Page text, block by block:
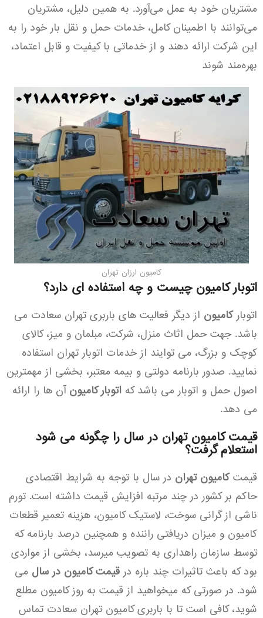
مشتریان خود به عمل می‌آورد. به همین دلیل، مشتریان
می‌توانند با اطمینان کامل، خدمات حمل و نقل بار خود را به
این شرکت ارائه دهند و از خدماتی با کیفیت و قابل اعتماد،
بهره‌مند شوند
کامیون ارزان تهران
اتوبار کامیون چیست و چه استفاده ای دارد؟
اتوبارکامیون از دیگر فعالیت های باربری تهران سعادت می
باشد. جهت حمل اثاث منزل، شرکت، مبلمان و میز، کالای
کوچک و بزرگ، می توایند از خدمات اتوبار تهران استفاده
نمایید. صدور بارنامه دولتی و بیمه معتبر، بخشی از مهمترین
اصول حمل و اتوبار می باشد که اتوبار کامیون آن ها را ارائه
می دهد.
قیمت کامیون تهران در سال را چگونه می شود
استعلام گرفت؟
قیمتکامیون تهران در سال با توجه به شرایط اقتصادی
حاکم بر کشور در چند مرتبه افزایش قیمت داشته است. تورم
ناشی از گرانی سوخت، لاستیک کامیون، هزینه تعمیر قطعات
کامیون و میزان دریافتی راننده و همچنین درصد بارنامه که
توسط سازمان راهداری به تصویب میرسد، بخشی از مواردی
بود که باعث تاثیرات چند باره در قیمت کامیون در سال می
شود. در صورتی که میخواهید از قیمت به روز کامیون مطلع
شوید، کافی است تا با باربری کامیون تهران سعادت تماس